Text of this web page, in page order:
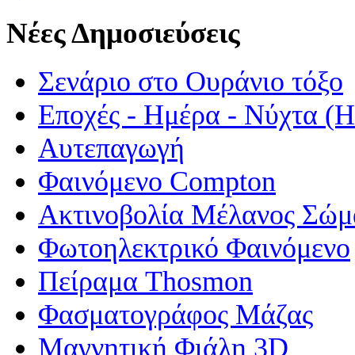
Νέες Δημοσιεύσεις
Σενάριο στο Ουράνιο τόξο
Εποχές - Ημέρα - Νύχτα
Αυτεπαγωγή
Φαινόμενο Compton
Ακτινοβολία Μέλανος
Φωτοηλεκτρικό Φαινόμενο
Πείραμα Thosmon
Φασματογράφος Μάζας
Μαγνητική Φιάλη 3D